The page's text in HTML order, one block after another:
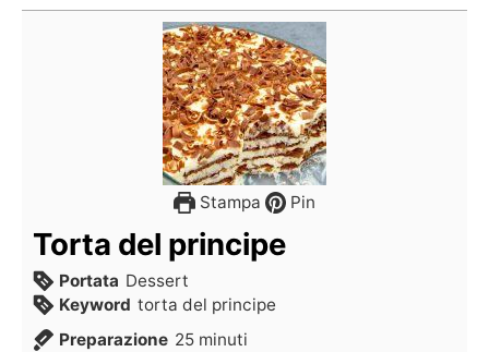
Stampa Pin
Torta del principe
Portata Dessert
Keyword torta del principe
Preparazione 25 minuti